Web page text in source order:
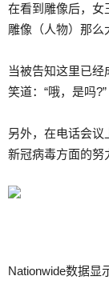
在看到雕像后，女
雕像（人物）那么
当被告知这里已
笑道：“哦，是吗?”
另外，在电话会
新冠病毒方面的努
Nationwide数据显